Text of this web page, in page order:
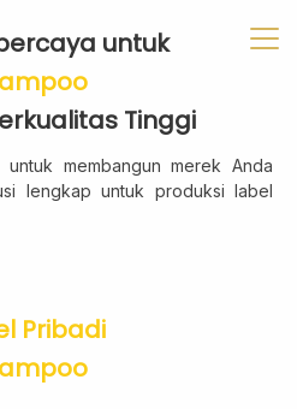
Artikel Buletin ✖
untuk
Tinggi
untuk membangun merek Anda
lengkap untuk produksi label
Pribadi